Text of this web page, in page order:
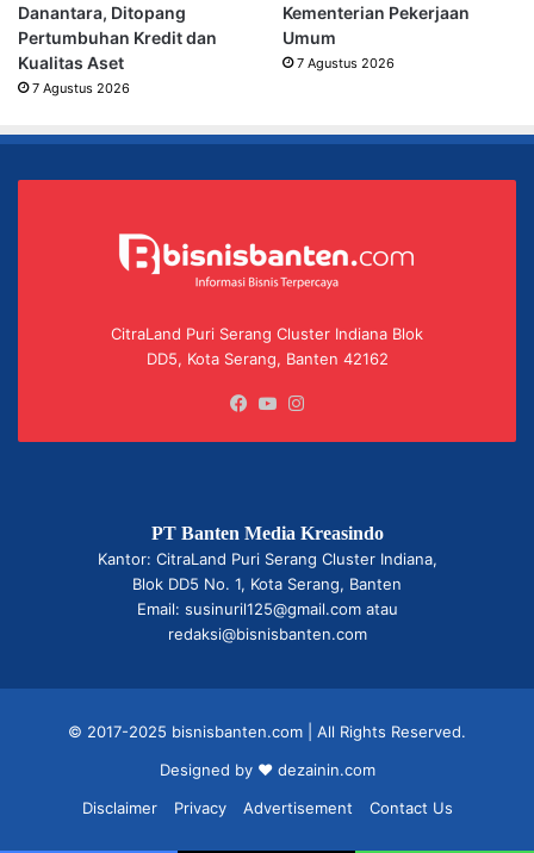
Danantara, Ditopang
Pertumbuhan Kredit dan
Kualitas Aset
7 Agustus 2026
Kementerian Pekerjaan
Umum
7 Agustus 2026
CitraLand Puri Serang Cluster Indiana Blok
DD5, Kota Serang, Banten 42162
Facebook
YouTube
PT Banten Media Kreasindo
Kantor: CitraLand Puri Serang Cluster Indiana,
Blok DD5 No. 1, Kota Serang, Banten
Email: susinuril125@gmail.com atau
redaksi@bisnisbanten.com
© 2017-2025 bisnisbanten.com | All Rights Reserved.
Designed by ❤ dezainin.com
Disclaimer
Privacy Advertisement Contact Us